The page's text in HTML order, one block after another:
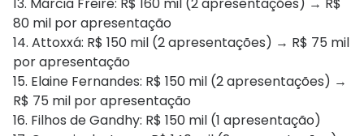
13. Márcia Freire: R$ 160 mil (2 apresentações) → R$
80 mil por apresentação
14. Attoxxá: R$ 150 mil (2 apresentações) → R$ 75 mil
por apresentação
15. Elaine Fernandes: R$ 150 mil (2 apresentações) →
R$ 75 mil por apresentação
16. Filhos de Gandhy: R$ 150 mil (1 apresentação)